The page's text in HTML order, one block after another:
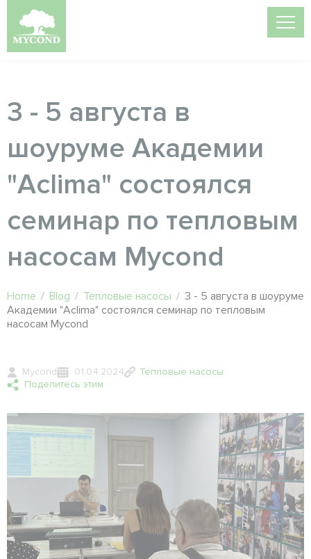
3 - 5 августа в
шоуруме Академии
"Aclima" состоялся
семинар по тепловым
насосам Mycond
Home / Blog / Тепловые насосы / 3 - 5 августа в шоуруме
Академии "Aclima" состоялся семинар по тепловым
насосам Mycond
Mycond 01.04.2024
Тепловые насосы
Поделитесь этим